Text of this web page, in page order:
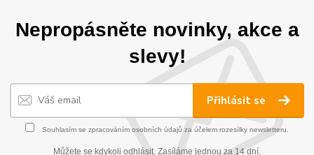
Nepropásněte novinky, akce a
slevy!
Přihlásit se
Souhlasím se zpracováním osobních údajů za účelem rozesílky newsletteru.
Můžete se kdykoli odhlásit. Zasíláme jednou za 14 dní.